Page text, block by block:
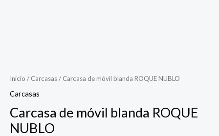
Inicio / Carcasas/ Carcasa de móvil blanda ROQUE NUBLO
Carcasas
Carcasa de móvil blanda ROQUE
NUBLO
móvil
blanda
NUBLO
cantidad